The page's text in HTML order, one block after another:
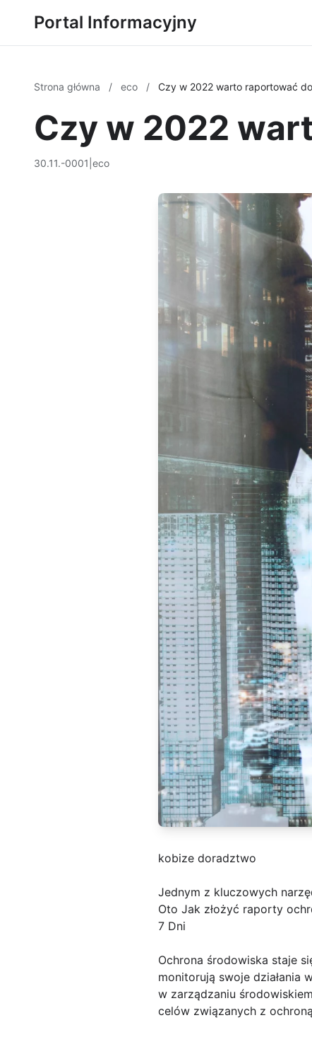
Portal Informacyjny
Strona główna / eco / Czy w 2022 warto raportować do
Czy w 2022
30.11.-0001 eco
kobize doradztwo
Jednym z kluczowych
Oto Jak złożyć raporty
7 Dni
Ochrona środowiska staje
monitorują swoje działania
w zarządzaniu
celów związanych z